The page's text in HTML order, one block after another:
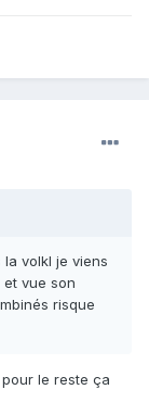
volkl je viens
vue son
risque
pour le reste ça